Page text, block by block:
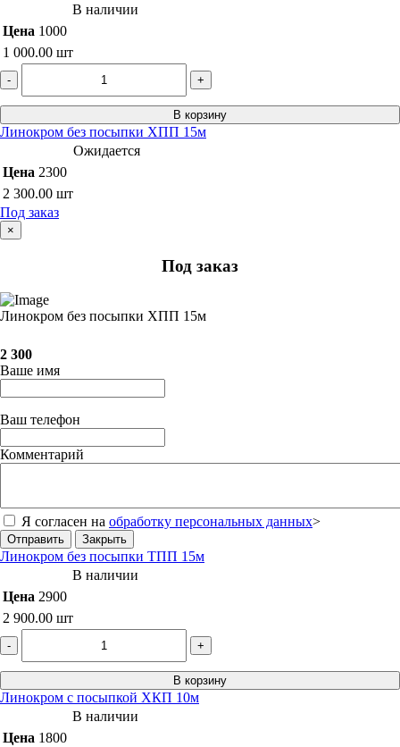
В наличии
Цена 1000
1 000.00 шт
- +
В корзину
Линокром без посыпки ХПП 15м
Ожидается
Цена 2300
2 300.00 шт
Под заказ
×
Под заказ
Линокром без посыпки ХПП 15м
2 300
Ваше имя
Ваш телефон
Комментарий
Я согласен на обработку персональных данных>
Отправить Закрыть
Линокром без посыпки ТПП 15м
В наличии
Цена 2900
2 900.00 шт
- +
В корзину
Линокром с посыпкой ХКП 10м
В наличии
Цена 1800